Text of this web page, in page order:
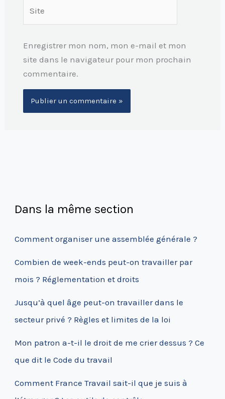
Enregistrer mon nom, mon e-mail et mon
site dans le navigateur pour mon prochain
commentaire.
Dans la même section
Comment organiser une assemblée générale ?
Combien de week-ends peut-on travailler par
mois ? Réglementation et droits
Jusqu’à quel âge peut-on travailler dans le
secteur privé ? Règles et limites de la loi
Mon patron a-t-il le droit de me crier dessus ? Ce
que dit le Code du travail
Comment France Travail sait-il que je suis à